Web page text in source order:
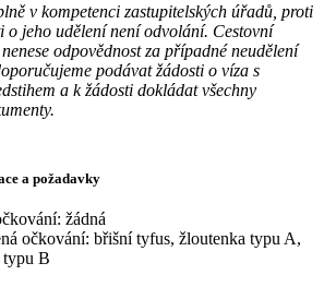
v kompetenci zastupitelských úřadů, proti
o jeho udělení není odvolání. Cestovní
odpovědnost za případné neudělení
podávat žádosti o víza s
a k žádosti dokládat všechny
a požadavky
žádná
očkování: břišní tyfus, žloutenka typu A,
typu B